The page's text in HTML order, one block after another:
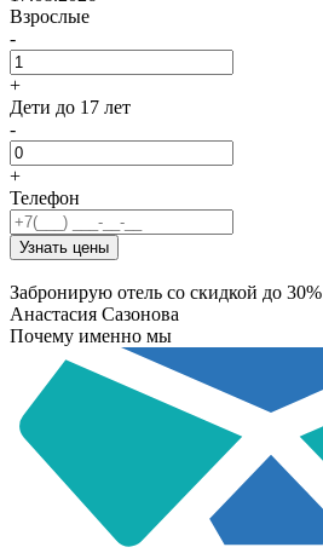
Взрослые
-
+
Дети до 17 лет
-
+
Телефон
Узнать цены
Забронирую отель со скидкой до 30%
Анастасия Сазонова
Почему именно мы